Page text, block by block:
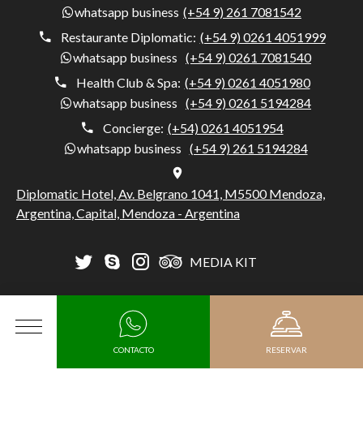
whatsapp business (+54 9) 261 7081542
Restaurante Diplomatic: (+54 9) 0261 4051999
whatsapp business (+54 9) 0261 7081540
Health Club & Spa: (+54 9) 0261 4051980
whatsapp business (+54 9) 0261 5194284
Concierge: (+54) 0261 4051954
whatsapp business (+54 9) 261 5194284
Diplomatic Hotel, Av. Belgrano 1041, M5500 Mendoza,
Argentina, Capital, Mendoza - Argentina
MEDIA KIT
SÚMATE COMO PROVEEDOR SUSTENTABLE A
DIPLOMATIC
SUSCRÍBETE A NUESTRO NEWSLETTER
CONTACTO RESERVAR